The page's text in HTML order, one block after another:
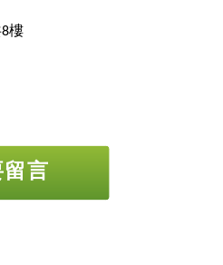
樓
言